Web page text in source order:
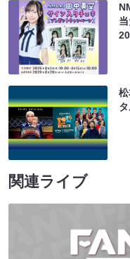
関連ライブ